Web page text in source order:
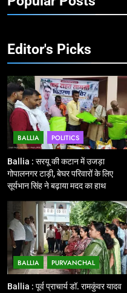
और
11
बूथों
12
BALLIA
13
लेकर
Editor's Picks
BALLIA POLITICS
Ballia : सरयू की कटान में उजड़ा
गोपालनगर टाड़ी, बेघर परिवारों के लिए
सूर्यभान सिंह ने बढ़ाया मदद का हाथ
BALLIA PURVANCHAL
Ballia : पूर्व प्राचार्य डॉ. रामकुंवर यादव